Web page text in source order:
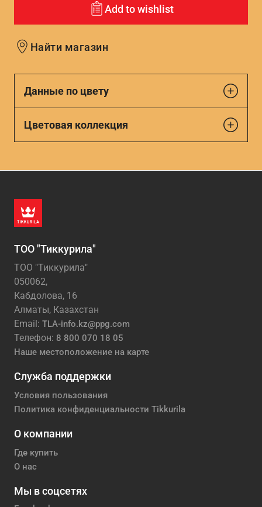
Add to wishlist
Найти магазин
Данные по цвету
Цветовая коллекция
ТОО "Тиккурила"
ТОО "Тиккурила"
050062,
Кабдолова, 16
Алматы, Казахстан
Email: TLA-info.kz@ppg.com
Телефон: 8 800 070 18 05
Наше местоположение на карте
Служба поддержки
Условия пользования
Политика конфиденциальности Tikkurila
О компании
Где купить
О нас
Мы в соцсетях